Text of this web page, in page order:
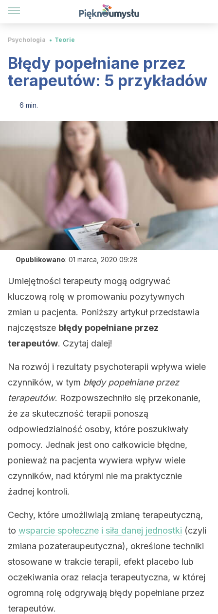
Psychologia Teorie
Błędy popełniane przez
terapeutów: 5 przykładów
6 min.
Opublikowano: 01 marca, 2020 09:28
Umiejętności terapeuty mogą odgrywać
kluczową rolę w promowaniu pozytywnych
zmian u pacjenta. Poniższy artykuł przedstawia
najczęstsze błędy popełniane przez
terapeutów. Czytaj dalej!
Na rozwój i rezultaty psychoterapii wpływa wiele
czynników, w tym błędy popełniane przez
terapeutów. Rozpowszechniło się przekonanie,
że za skuteczność terapii ponoszą
odpowiedzialność osoby, które poszukiwały
pomocy. Jednak jest ono całkowicie błędne,
ponieważ na pacjenta wywiera wpływ wiele
czynników, nad którymi nie ma praktycznie
żadnej kontroli.
Cechy, które umożliwiają zmianę terapeutyczną,
to wsparcie społeczne i siła danej jednostki (czyli
zmiana pozateraupeutyczna), określone techniki
stosowane w trakcie terapii, efekt placebo lub
oczekiwania oraz relacja terapeutyczna, w której
ogromną rolę odgrywają błędy popełniane przez
terapeutów.